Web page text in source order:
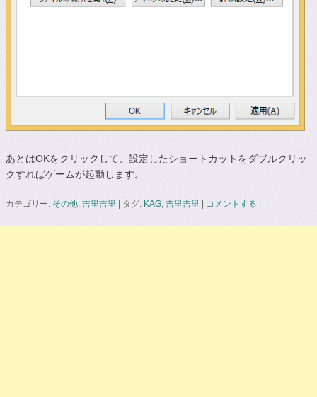
あとはOKをクリックして、設定したショートカットをダブルクリッ
クすればゲームが起動します。
カテゴリー: その他 吉里吉里 | タグ: KAG 吉里吉里 | コメントする |